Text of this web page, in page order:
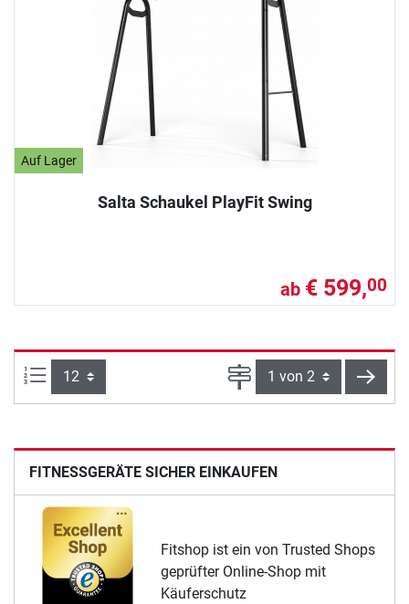
Auf Lager
Salta Schaukel PlayFit Swing
ab € 599,00
Artikel pro Seite: Seite
FITNESSGERÄTE SICHER EINKAUFEN
Fitshop ist ein von Trusted Shops
geprüfter Online-Shop mit
Käuferschutz